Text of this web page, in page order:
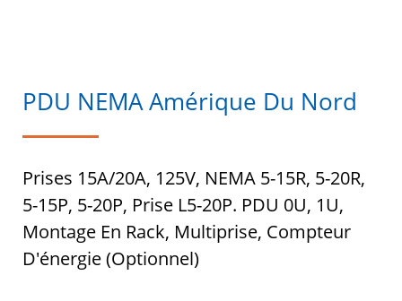
PDU NEMA Amérique Du Nord
Prises 15A/20A, 125V, NEMA 5-15R, 5-20R,
5-15P, 5-20P, Prise L5-20P. PDU 0U, 1U,
Montage En Rack, Multiprise, Compteur
D'énergie (optionnel)